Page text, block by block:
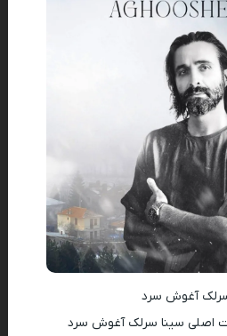
آغوش سرد
اصلی سینا سرلک آغوش سرد